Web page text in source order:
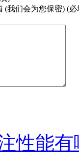
(我们会为您保密) (必
性能有